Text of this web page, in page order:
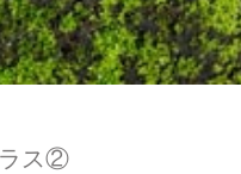
ラス②